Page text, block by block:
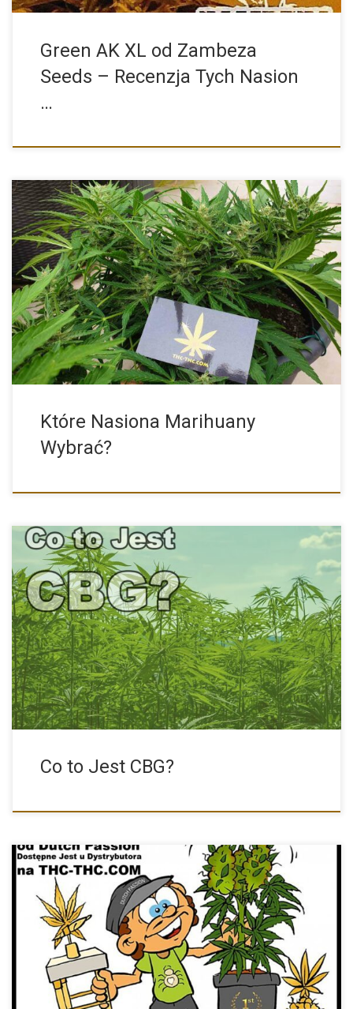
Green AK XL od Zambeza
Seeds – Recenzja Tych Nasion
…
To pytanie, które zadaje sobie wiele osób, które chcą rozpocząć
[…]
Które Nasiona Marihuany
Wybrać?
CBG Oraz Efekty Jego Stosowania Kannabigerol, zwany CBG jest
mniej […]
Co to Jest CBG?
White Widow oferowana przez firmę Dutch Passion to
zdecydowanie produkt […]